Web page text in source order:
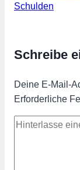
Schulden
Schreibe
Deine E-Mail-
Erforderliche